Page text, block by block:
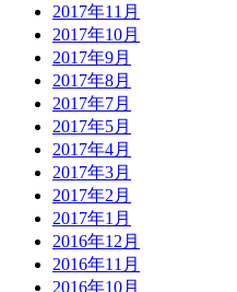
2017年11月
2017年10月
2017年9月
2017年8月
2017年7月
2017年5月
2017年4月
2017年3月
2017年2月
2017年1月
2016年12月
2016年11月
2016年10月